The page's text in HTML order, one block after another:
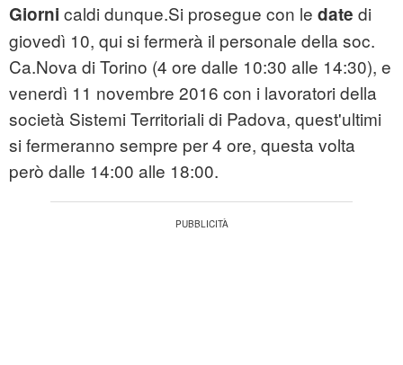
Giorni caldi dunque.Si prosegue con le date di
giovedì 10, qui si fermerà il personale della soc.
Ca.Nova di Torino (4 ore dalle 10:30 alle 14:30), e
venerdì 11 novembre 2016 con i lavoratori della
società Sistemi Territoriali di Padova, quest'ultimi
si fermeranno sempre per 4 ore, questa volta
però dalle 14:00 alle 18:00.